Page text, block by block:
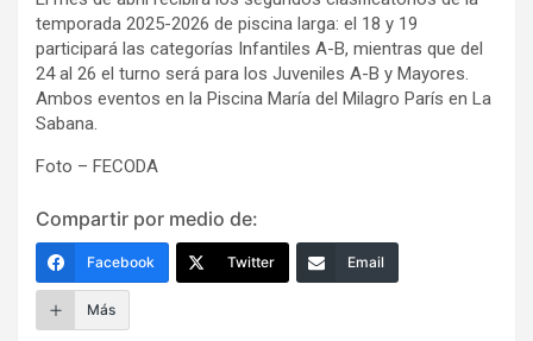
temporada 2025-2026 de piscina larga: el 18 y 19
participará las categorías Infantiles A-B, mientras que del
24 al 26 el turno será para los Juveniles A-B y Mayores.
Ambos eventos en la Piscina María del Milagro París en La
Sabana.
Foto – FECODA
Compartir por medio de:
Facebook Twitter Email
Más